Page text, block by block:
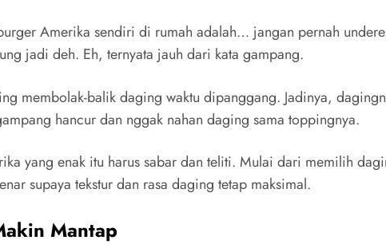
Amerika sendiri di rumah adalah… jangan pernah
jadi deh. Eh, ternyata jauh dari kata gampang.
membolak-balik daging waktu dipanggang. Jadinya,
hancur dan nggak nahan daging sama toppingnya.
yang enak itu harus sabar dan teliti. Mulai dari memilih
supaya tekstur dan rasa daging tetap maksimal.
Mantap